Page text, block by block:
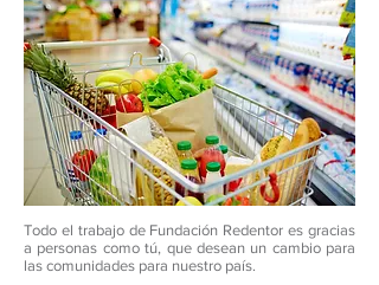
Todo el trabajo de Fundación Redentor es gracias
a personas como tú, que desean un cambio para
las comunidades para nuestro país.